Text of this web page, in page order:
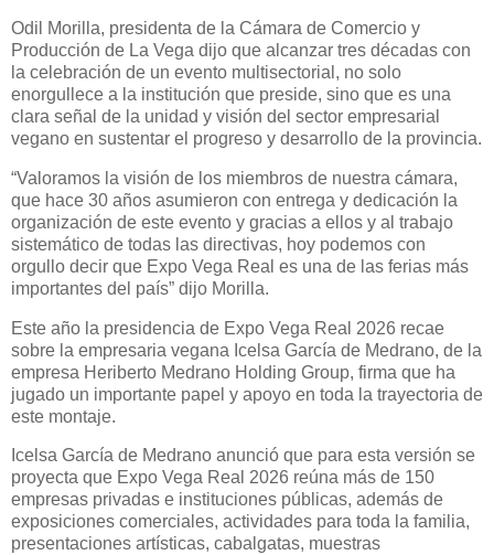
Odil Morilla, presidenta de la Cámara de Comercio y
Producción de La Vega dijo que alcanzar tres décadas con
la celebración de un evento multisectorial, no solo
enorgullece a la institución que preside, sino que es una
clara señal de la unidad y visión del sector empresarial
vegano en sustentar el progreso y desarrollo de la provincia.
“Valoramos la visión de los miembros de nuestra cámara,
que hace 30 años asumieron con entrega y dedicación la
organización de este evento y gracias a ellos y al trabajo
sistemático de todas las directivas, hoy podemos con
orgullo decir que Expo Vega Real es una de las ferias más
importantes del país” dijo Morilla.
Este año la presidencia de Expo Vega Real 2026 recae
sobre la empresaria vegana Icelsa García de Medrano, de la
empresa Heriberto Medrano Holding Group, firma que ha
jugado un importante papel y apoyo en toda la trayectoria de
este montaje.
Icelsa García de Medrano anunció que para esta versión se
proyecta que Expo Vega Real 2026 reúna más de 150
empresas privadas e instituciones públicas, además de
exposiciones comerciales, actividades para toda la familia,
presentaciones artísticas, cabalgatas, muestras